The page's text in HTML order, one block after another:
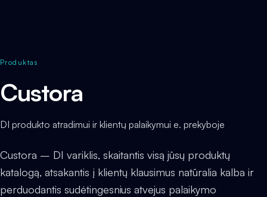
Produktas
Custora
DI produkto atradimui ir klientų palaikymui e. prekyboje
Custora – DI variklis, skaitantis visą jūsų produktų
katalogą, atsakantis į klientų klausimus natūralia kalba ir
perduodantis sudėtingesnius atvejus palaikymo